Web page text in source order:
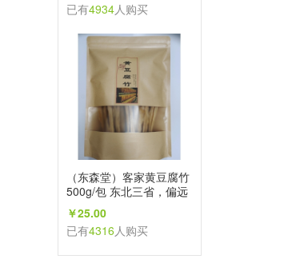
已有4934人购买
（东森堂）客家黄豆腐竹
500g/包 东北三省，偏远
地区不发
￥25.00
已有4316人购买